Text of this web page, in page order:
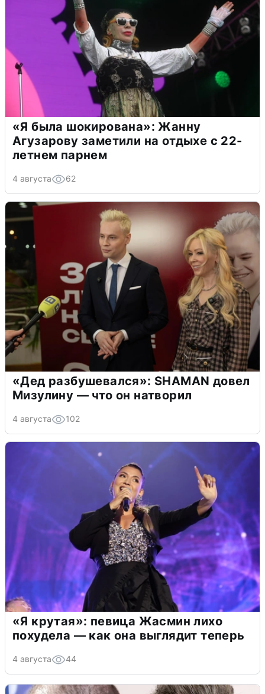
«Я была шокирована»: Жанну
Агузарову заметили на отдыхе с 22-
летнем парнем
4 августа 62
«Дед разбушевался»: SHAMAN довел
Мизулину — что он натворил
4 августа 102
«Я крутая»: певица Жасмин лихо
похудела — как она выглядит теперь
4 августа 44